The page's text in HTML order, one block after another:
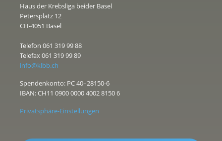
Haus der Krebsliga beider Basel
Petersplatz 12
CH-4051 Basel
Telefon 061 319 99 88
Telefax 061 319 99 89
info@klbb.ch
Spendenkonto: PC 40–28150-6
IBAN: CH11 0900 0000 4002 8150 6
Privatsphäre-Einstellungen